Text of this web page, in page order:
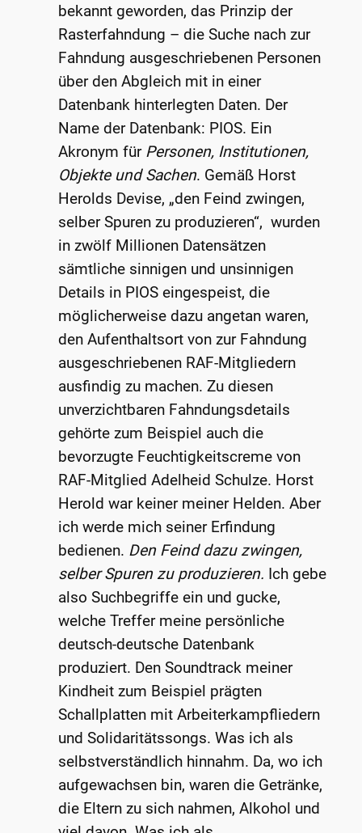
bekannt geworden, das Prinzip der
Rasterfahndung – die Suche nach zur
Fahndung ausgeschriebenen Personen
über den Abgleich mit in einer
Datenbank hinterlegten Daten. Der
Name der Datenbank: PIOS. Ein
Akronym für Personen, Institutionen,
Objekte und Sachen. Gemäß Horst
Herolds Devise, „den Feind zwingen,
selber Spuren zu produzieren“, wurden
in zwölf Millionen Datensätzen
sämtliche sinnigen und unsinnigen
Details in PIOS eingespeist, die
möglicherweise dazu angetan waren,
den Aufenthaltsort von zur Fahndung
ausgeschriebenen RAF-Mitgliedern
ausfindig zu machen. Zu diesen
unverzichtbaren Fahndungsdetails
gehörte zum Beispiel auch die
bevorzugte Feuchtigkeitscreme von
RAF-Mitglied Adelheid Schulze. Horst
Herold war keiner meiner Helden. Aber
ich werde mich seiner Erfindung
bedienen. Den Feind dazu zwingen,
selber Spuren zu produzieren. Ich gebe
also Suchbegriffe ein und gucke,
welche Treffer meine persönliche
deutsch-deutsche Datenbank
produziert. Den Soundtrack meiner
Kindheit zum Beispiel prägten
Schallplatten mit Arbeiterkampfliedern
und Solidaritätssongs. Was ich als
selbstverständlich hinnahm. Da, wo ich
aufgewachsen bin, waren die Getränke,
die Eltern zu sich nahmen, Alkohol und